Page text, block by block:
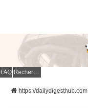
FAQ Rechercher
https://dailydigesthub.com